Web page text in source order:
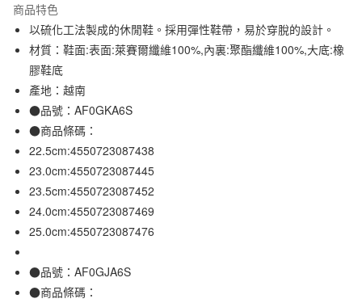
信用卡分期付款
3 期 0 利率 每期NT$1,663 21家銀行
合作金庫商業銀行
華南商業銀行
上海商業儲蓄銀行
臺灣中小企業銀行
匯豐（台灣）商業銀行
聯邦商業銀行
元大商業銀行
玉山商業銀行
台灣樂天信用卡公司
超商取貨付款
LINE Pay
Apple Pay
街口支付
悠遊付
運送方式
每筆NT$65，滿NT$1,000(含以上)免運費
商品特色
以硫化工法製成的休閒鞋。採用彈性鞋帶，易於穿脫的設計。
材質：鞋面:表面:萊賽爾纖維100%,內裏:聚酯纖維100%,大底:橡
膠鞋底
產地：越南
●品號：AF0GKA6S
●商品條碼：
22.5cm:4550723087438
23.0cm:4550723087445
23.5cm:4550723087452
24.0cm:4550723087469
25.0cm:4550723087476
●品號：AF0GJA6S
●商品條碼：